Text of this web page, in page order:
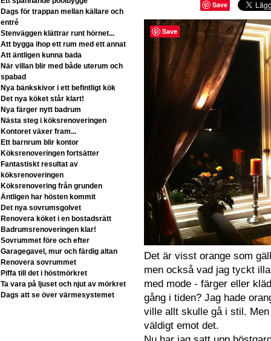
Dags för trappan mellan källare och
entré
Stenväggen klättrar runt hörnet...
Att bygga ihop ett rum med ett annat
Att äntligen kunna bada
När villan blir med både uterum och
spabad
Nya bänkskivor i ett befintligt kök
Det nya köket står klart!
Nya färger nytt badrum
Nästa steg i köksrenoveringen
Kontoret växer fram...
Ett barnrum blir kontor
Köksrenoveringen fortsätter
Fantastiskt resultat av
köksrenoveringen
Köksrenovering från grunden
Äntligen har hösten kommit
Det nya sovrumsgolvet
Renovera köket i en bostadsrätt
Badrumsrenoveringen klar!
Sovrummet före och efter
Garagegavel, mur och färdig altan
Renovera sovrummet
Piffa till det i höstmörkret
Ta vara på ljuset och njut av mörkret
Dags att se över värmesystemet
Save
Det är visst orange som
men också vad jag tyckt
med mode - färger eller
gång i tiden? Jag hade
ville allt skulle gå i stil.
väldigt emot det.
Save